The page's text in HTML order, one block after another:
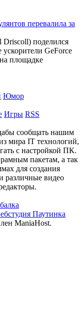
перевалила за
поделился
ускорители GeForce
площадке
Юмор
Игры RSS
сообщать нашим
мира IT технологий,
с настройкой ПК.
пакетам, а так
для создания
видео
ManiaHost.